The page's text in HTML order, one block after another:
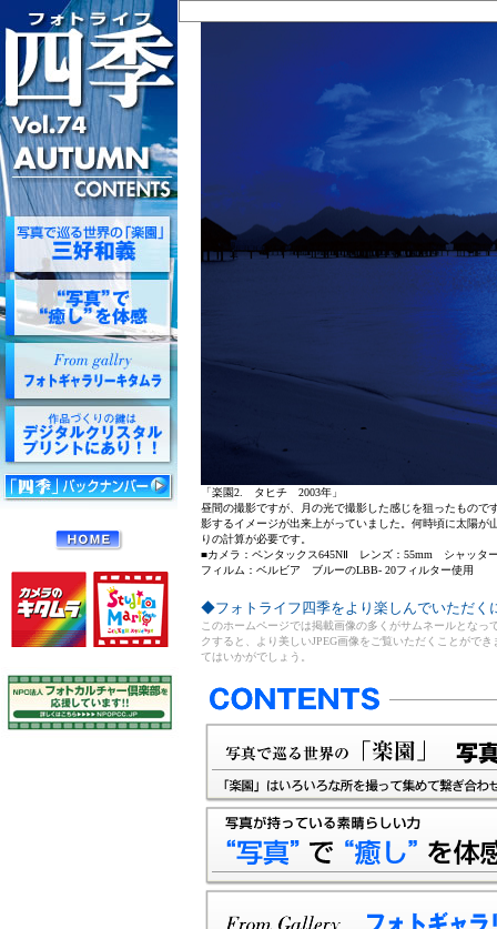
「楽園2. タヒチ 2003年」
昼間の撮影ですが、月の光で撮影した感じを狙ったもの
影するイメージが出来上がっていました。何時頃に太陽
りの計算が必要です。
■カメラ：ペンタックス645NⅡ レンズ：55mm シャッタ
フィルム：ベルビア ブルーのLBB- 20フィルター使用
◆フォトライフ四季をより楽しんでいただく
このホームページでは掲載画像の多くがサムネールとな
クすると、より美しいJPEG画像をご覧いただくことがで
てはいかがでしょう。